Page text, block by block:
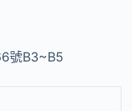
號B3~B5